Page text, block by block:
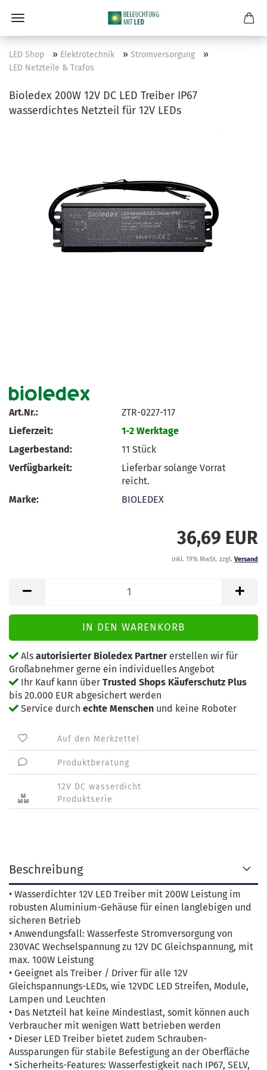
LED Shop » Elektrotechnik » Stromversorgung »
LED Netzteile & Trafos
Bioledex 200W 12V DC LED Treiber IP67
wasserdichtes Netzteil für 12V LEDs
Art.Nr.:
ZTR-0227-117
Lieferzeit:
1-2 Werktage
Lagerbestand:
11Stück
Verfügbarkeit:
Lieferbar solange Vorrat
reicht.
Marke:
BIOLEDEX
36,69 EUR
inkl. 19% MwSt. zzgl. Versand
Als autorisierter Bioledex Partnererstellen wir für
Großabnehmer gerne ein individuelles Angebot
Ihr Kauf kann über Trusted Shops Käuferschutz Plus
bis 20.000 EUR abgesichert werden
Service durch echte Menschen und keine Roboter
Auf den Merkzettel
Produktberatung
12V DC wasserdicht
Produktserie
Beschreibung
• Wasserdichter 12V LED Treiber mit 200W Leistung im
robusten Aluminium-Gehäuse für einen langlebigen und
sicheren Betrieb
• Anwendungsfall: Wasserfeste Stromversorgung von
230VAC Wechselspannung zu 12V DC Gleichspannung, mit
max. 100W Leistung
• Geeignet als Treiber / Driver für alle 12V
Gleichspannungs-LEDs, wie 12VDC LED Streifen, Module,
Lampen und Leuchten
• Das Netzteil hat keine Mindestlast, somit können auch
Verbraucher mit wenigen Watt betrieben werden
• Dieser LED Treiber bietet zudem Schrauben-
Aussparungen für stabile Befestigung an der Oberfläche
• Sicherheits-Features: Wasserfestigkeit nach IP67, SELV,